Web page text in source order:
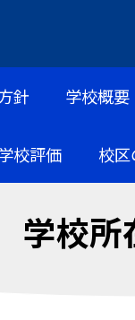
針 学校概要
校評価 校
学校所